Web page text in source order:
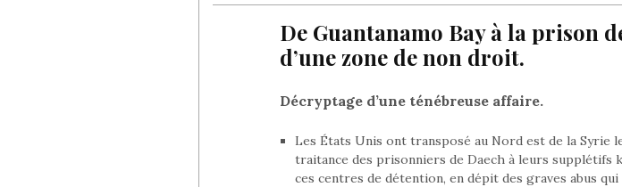
De Guantanamo Bay à la prison
d’une zone de non droit.
Décryptage d’une ténébreuse affaire.
Les États Unis ont transposé au Nord est de la Syrie
traitance des prisonniers de Daech à leurs supplétifs
ces centres de détention, en dépit des graves abus